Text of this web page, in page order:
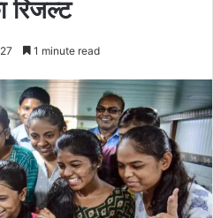
रिजल्ट
1 minute read